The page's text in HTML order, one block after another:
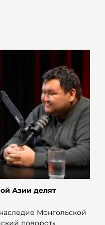
Азии делят
Монгольской
поворот»